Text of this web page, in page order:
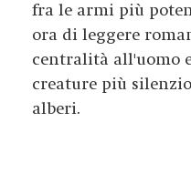
fra le armi più
ora di leggere
centralità all'uomo
creature più
alberi.